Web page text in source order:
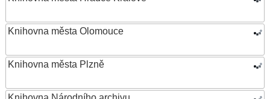
Knihovna města Olomouce
Knihovna města Plzně